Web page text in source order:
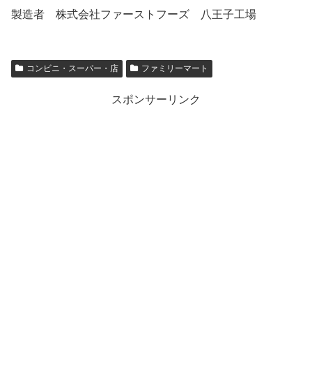
製造者 株式会社ファーストフーズ 八王子工場
コンビニ・スーパー・店 ファミリーマート
スポンサーリンク